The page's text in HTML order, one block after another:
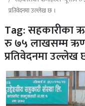
प्रतिवेदनमा उल्लेख छ ।
Tag: सहकारीका
रु ७५ लाखसम्म
प्रतिवेदनमा उल्लेख